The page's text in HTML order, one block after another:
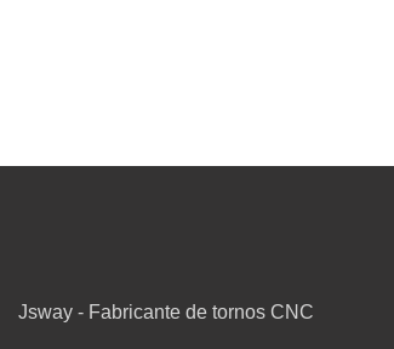
Jsway - Fabricante de tornos CNC